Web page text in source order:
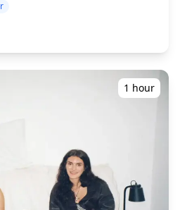
(Harap beri tahu kami jika
mana Anda akan makan
adalah ¥2.000~¥3.000 per
lezat dan perut kenyang! 💜
dan Pemandu ・Biaya
perjalanan antar lokasi)
Pertemuan: Jam kerja dasar
hingga 20.00. Silakan pilih
adalah desa nelayan
ramah ini berkeliaran dengan
pada suasana pulau yang
menikmati jalan-jalan santai,
kucing menggemaskan, dan
Terkenal dengan tampilan
pulau ini adalah
semarak dan tanaman hijau
sakura di musim semi
1 hour